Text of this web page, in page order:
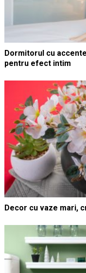
Dormitorul cu
pentru efect intim
Decor cu vaze mari,